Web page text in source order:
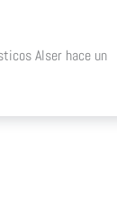
Alser hace un